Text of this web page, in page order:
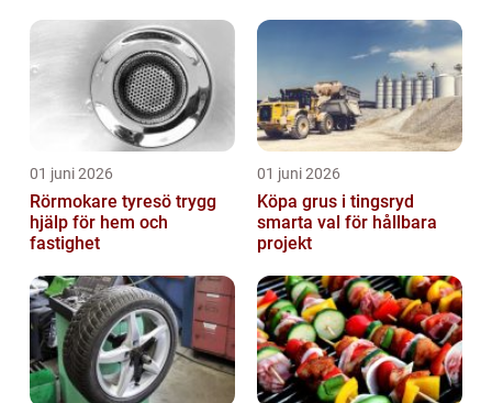
01 juni 2026
Rörmokare tyresö trygg
hjälp för hem och
fastighet
01 juni 2026
Köpa grus i tingsryd
smarta val för hållbara
projekt